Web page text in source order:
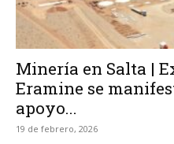
Minería en Salta |
Eramine se
apoyo...
19 de febrero, 2026